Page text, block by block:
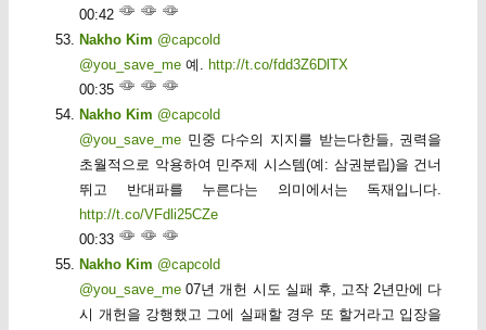
00:42
Nakho Kim @capcold
@you_save_me 예. http://t.co/fdd3Z6DlTX
00:35
Nakho Kim @capcold
@you_save_me 민중 다수의 지지를 받는다한들, 권력을
초월적으로 악용하여 민주제 시스템(예: 삼권분립)을 건너
뛰고 반대파를 누른다는 의미에서는 독재입니다.
http://t.co/VFdli25CZe
00:33
Nakho Kim @capcold
@you_save_me 07년 개헌 시도 실패 후, 고작 2년만에 다
시 개헌을 강행했고 그에 실패할 경우 또 할거라고 입장을